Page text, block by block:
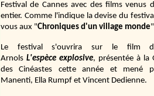
Festival de Cannes avec des films venus
entier. Comme l'indique la devise du
vous aux "Chroniques d'un village monde
Le festival s'ouvrira sur le film
Arnols L'espèce explosive, présentée à la
des Cinéastes cette année et mené
Manenti, Ella Rumpf et Vincent Dedienne.